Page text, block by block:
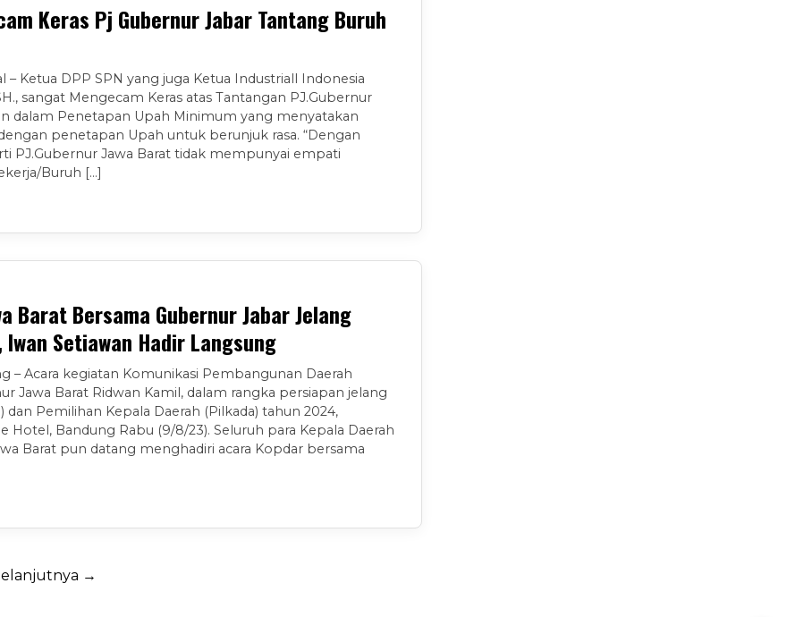
Keras Pj Gubernur Jabar Tantang Buruh
– Ketua DPP SPN yang juga Ketua Industriall Indonesia
sangat Mengecam Keras atas Tantangan PJ.Gubernur
dalam Penetapan Upah Minimum yang menyatakan
penetapan Upah untuk berunjuk rasa. “Dengan
PJ.Gubernur Jawa Barat tidak mempunyai empati
Buruh […]
Barat Bersama Gubernur Jabar Jelang
Setiawan Hadir Langsung
– Acara kegiatan Komunikasi Pembangunan Daerah
Jawa Barat Ridwan Kamil, dalam rangka persiapan jelang
Pemilihan Kepala Daerah (Pilkada) tahun 2024,
Hotel, Bandung Rabu (9/8/23). Seluruh para Kepala Daerah
Barat pun datang menghadiri acara Kopdar bersama
→